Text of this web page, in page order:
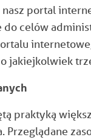
portal
do celów
jakiejkolwiek
praktyką
Przeglądane